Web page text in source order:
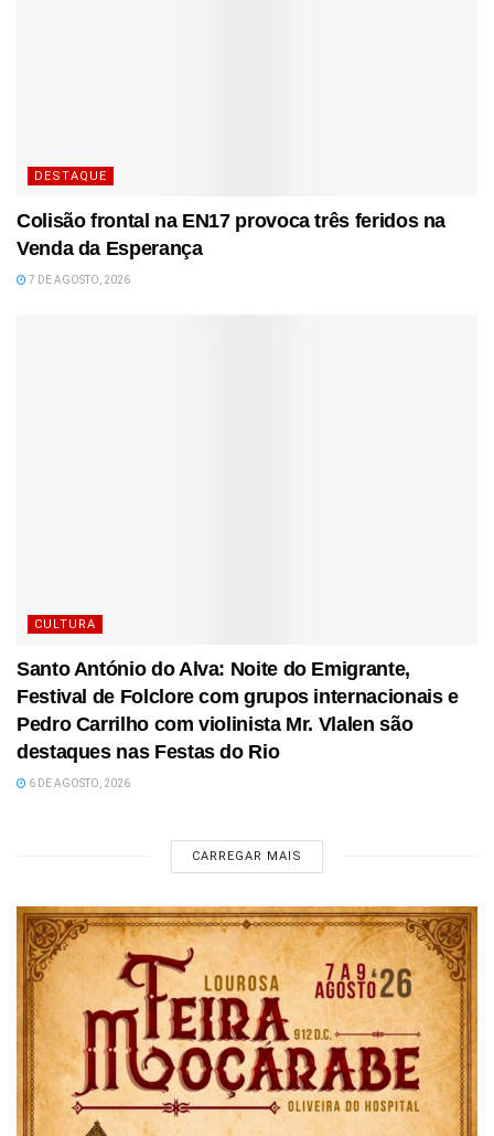
DESTAQUE
Colisão frontal na EN17 provoca três feridos na
Venda da Esperança
7 DE AGOSTO, 2026
CULTURA
Santo António do Alva: Noite do Emigrante,
Festival de Folclore com grupos internacionais e
Pedro Carrilho com violinista Mr. Vlalen são
destaques nas Festas do Rio
6 DE AGOSTO, 2026
CARREGAR MAIS